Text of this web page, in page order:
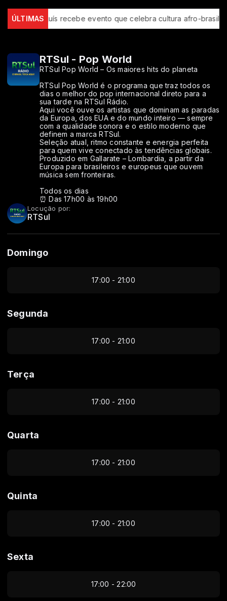
ÚLTIMAS
São Luís recebe evento que celebra cultura afro-brasileira
RTSul - Pop World
RTSul Pop World – Os maiores hits do planeta
RTSul Pop World é o programa que traz todos os
dias o melhor do pop internacional direto para a
sua tarde na RTSul Rádio.
Aqui você ouve os artistas que dominam as paradas
da Europa, dos EUA e do mundo inteiro — sempre
com a qualidade sonora e o estilo moderno que
definem a marca RTSul.
Seleção atual, ritmo constante e energia perfeita
para quem vive conectado às tendências globais.
Produzido em Gallarate – Lombardia, a partir da
Europa para brasileiros e europeus que ouvem
música sem fronteiras.
Todos os dias
⏰ Das 17h00 às 19h00
Locução por:
RTSul
Domingo
17:00 - 21:00
Segunda
17:00 - 21:00
Terça
17:00 - 21:00
Quarta
17:00 - 21:00
Quinta
17:00 - 21:00
Sexta
17:00 - 22:00